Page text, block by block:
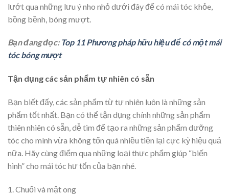
lướt qua những lưu ý nho nhỏ dưới đây để có mái tóc khỏe,
bồng bềnh, bóng mượt.
Bạn đang đọc: Top 11 Phương pháp hữu hiệu để có một mái
tóc bóng mượt
Tận dụng các sản phẩm tự nhiên có sẵn
Bạn biết đấy, các sản phẩm từ tự nhiên luôn là những sản
phẩm tốt nhất. Bạn có thể tận dụng chính những sản phẩm
thiên nhiên có sẵn, dễ tìm để tạo ra những sản phẩm dưỡng
tóc cho mình vừa không tốn quá nhiều tiền lại cực kỳ hiệu quả
nữa. Hãy cùng điểm qua những loại thực phẩm giúp “biến
hình” cho mái tóc hư tổn của bạn nhé.
1. Chuối và mật ong